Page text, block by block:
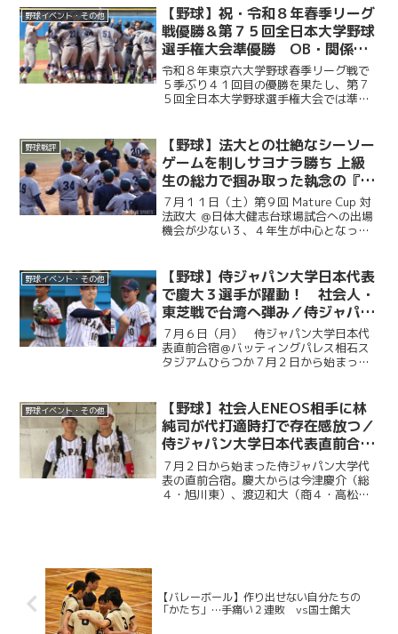
人が集まり、選手たちの健闘をたたえ
た。前編では、堀井監督の挨...
野球イベント・その他
【野球】祝・令和８年春季リーグ
戦優勝＆第７５回全日本大学野球
選手権大会準優勝 OB・関係者
からのお祝いメッセージ
令和８年東京六大学野球春季リーグ戦で
５季ぶり４１回目の優勝を果たし、第７
５回全日本大学野球選手権大会では準優
の皆様から、現役選手たちへ温かい祝福
のメッセージをお寄せい...
野球戦評
【野球】法大との壮絶なシーソー
ゲームを制しサヨナラ勝ち 上級
生の総力で掴み取った執念の『一
勝』／第９回MatureCup・法大
戦
７月１１日（土）第９回 Mature Cup 対
法政大 ＠日体大健志台球場試合への出場
機会が少ない３、４年生が中心となって
に２度追い付く粘りを見せると、１点ビ...
野球イベント・その他
【野球】侍ジャパン大学日本代表
で慶大３選手が躍動！ 社会人・
東芝戦で台湾へ弾み／侍ジャパン
大学日本代表直前合宿５日目
７月６日（月） 侍ジャパン大学日本代
表直前合宿＠バッティングパレス相石ス
タジアムひらつか７月２日から始まった
大（商４・高松商業）、林純司（環３・
報徳学園）の３選手が選出...
野球イベント・その他
【野球】社会人ENEOS相手に林
純司が代打適時打で存在感放つ／
侍ジャパン大学日本代表直前合宿
３日目
７月２日から始まった侍ジャパン大学代
表の直前合宿。慶大からは今津慶介（総
４・旭川東）、渡辺和大（商４・高松商
【バレーボール】作り出せない自分たちの
「かたち」…手痛い２連敗 vs国士館大